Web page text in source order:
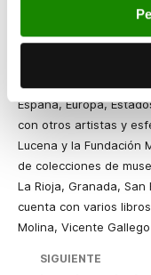
mirada que trazará en
en icono de su obra,
Desde sus inicios, el
España, Europa,
con otros artistas y
Lucena y la Fundación
de colecciones de
La Rioja, Granada, San
cuenta con varios
Molina, Vicente
SIGUIENTE